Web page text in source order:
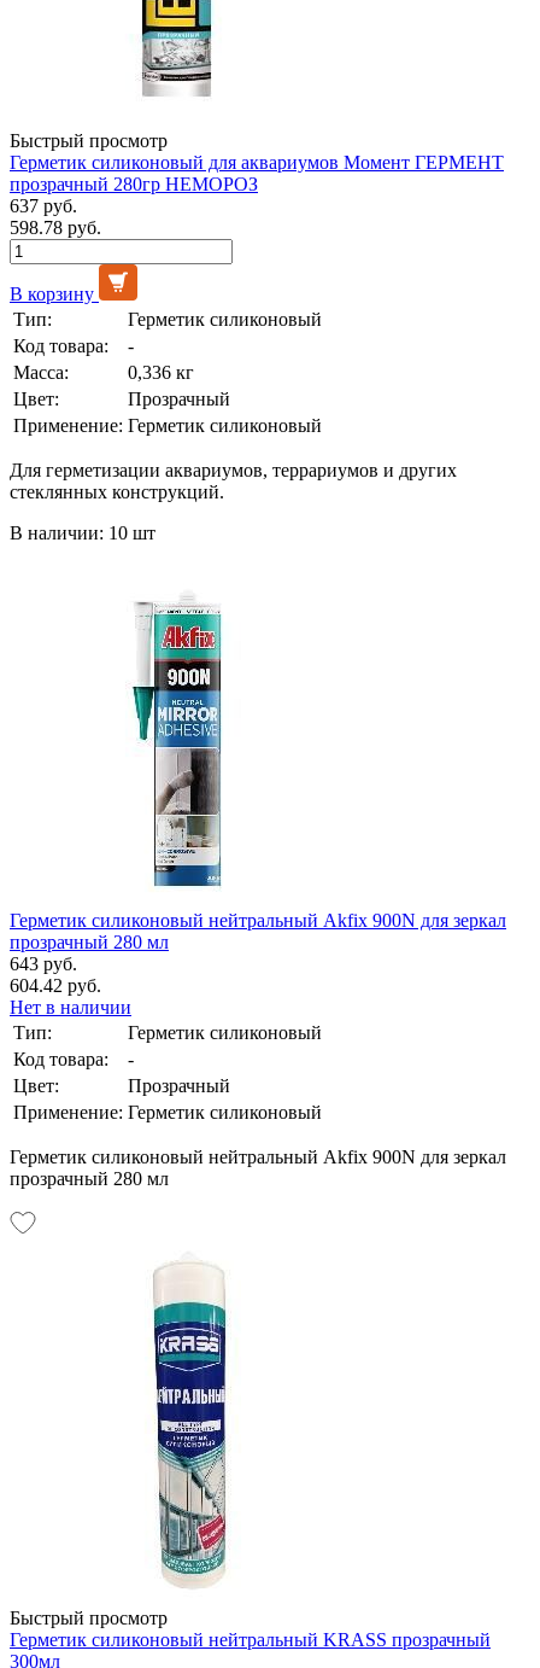
Быстрый просмотр
Герметик силиконовый для аквариумов Момент ГЕРМЕНТ
прозрачный 280гр НЕМОРОЗ
637 руб.
598.78 руб.
В корзину
Тип:
Герметик силиконовый
Код товара:
-
Масса:
0,336 кг
Цвет:
Прозрачный
Применение: Герметик силиконовый
Для герметизации аквариумов, террариумов и других
стеклянных конструкций.
В наличии: 10 шт
Герметик силиконовый нейтральный Akfix 900N для зеркал
прозрачный 280 мл
643 руб.
604.42 руб.
Нет в наличии
Тип:
Герметик силиконовый
Код товара:
-
Цвет:
Прозрачный
Применение: Герметик силиконовый
Герметик силиконовый нейтральный Akfix 900N для зеркал
прозрачный 280 мл
Быстрый просмотр
Герметик силиконовый нейтральный KRASS прозрачный
300мл